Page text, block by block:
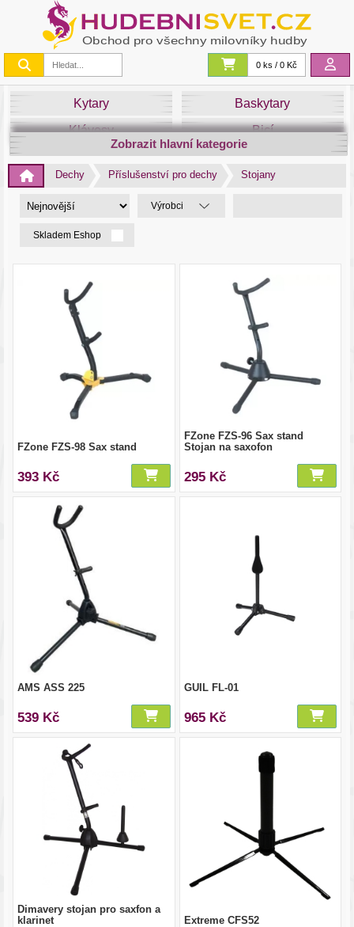
0 ks / 0 Kč
Kytary
Baskytary
Klávesy
Bicí
Smyčce
Dechy
Světla
Zvuk&Studio
Zobrazit hlavní kategorie
Dechy Příslušenství pro dechy Stojany
Výrobci
Skladem Eshop
FZone FZS-98 Sax stand
393 Kč
FZone FZS-96 Sax stand
Stojan na saxofon
295 Kč
AMS ASS 225
539 Kč
GUIL FL-01
965 Kč
Dimavery stojan pro saxfon a
klarinet
Extreme CFS52